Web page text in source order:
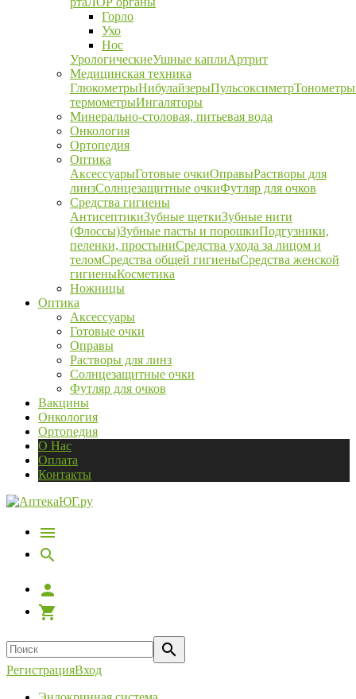
Горло
Ухо
Нос
УрологическиеУшные каплиАртрит
Медицинская техника
ГлюкометрыНибулайзерыПульсоксиметрТонометры
термометрыИнгаляторы
Минерально-столовая, питьевая вода
Онкология
Ортопедия
Оптика
АксессуарыГотовые очкиОправыРастворы для
линзСолнцезащитные очкиФутляр для очков
Средства гигиены
АнтисептикиЗубные щеткиЗубные нити
(Флоссы)Зубные пасты и порошкиПодгузники,
пеленки, простыниСредства ухода за лицом и
теломСредства общей гигиеныСредства женской
гигиеныКосметика
Ножницы
Оптика
Аксессуары
Готовые очки
Оправы
Растворы для линз
Солнцезащитные очки
Футляр для очков
Вакцины
Онкология
Ортопедия
О Нас
Оплата
Контакты
РегистрацияВход